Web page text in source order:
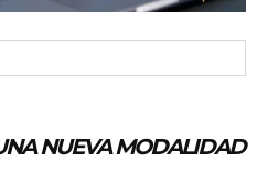
NUEVA MODALIDAD